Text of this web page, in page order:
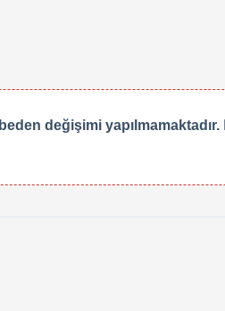
beden değişimi yapılmamaktadır.